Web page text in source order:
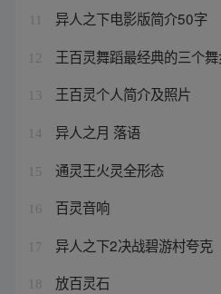
异人之下电影版简介50字
12 王百灵舞蹈最经典的三个
13 王百灵个人简介及照片
14 异人之月 落语
15 通灵王火灵全形态
16 百灵音响
17 异人之下2决战碧游村夸克
18 放百灵石